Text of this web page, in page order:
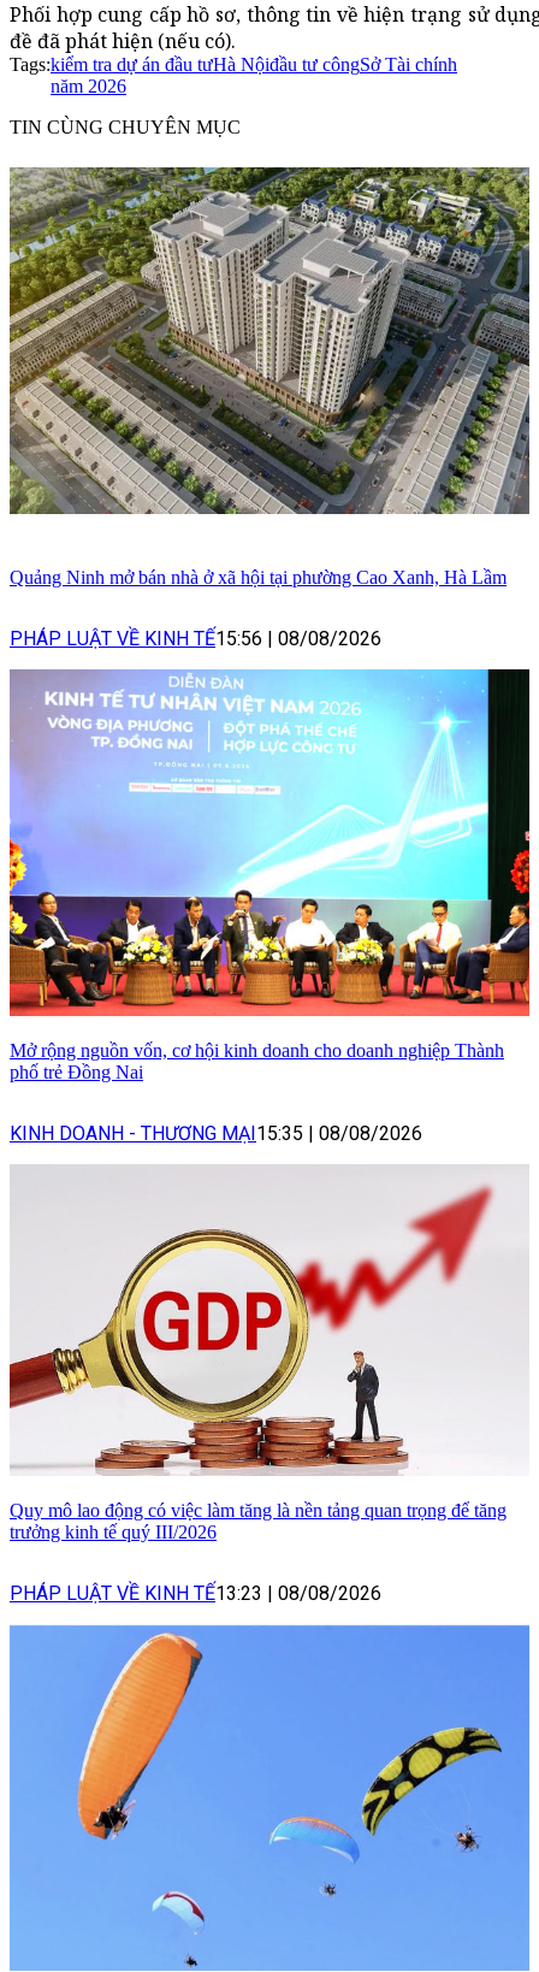
Phối hợp cung cấp hồ sơ, thông tin về hiện trạng sử
đề đã phát hiện (nếu có).
Tags:kiểm tra dự án đầu tưHà Nộiđầu tư côngSở Tài chính
năm 2026
TIN CÙNG CHUYÊN MỤC
Quảng Ninh mở bán nhà ở xã hội tại phường Cao Xanh, Hà Lầm
PHÁP LUẬT VỀ KINH TẾ15:56 08/08/2026
Mở rộng nguồn vốn, cơ hội kinh doanh cho doanh nghiệp Thành
phố trẻ Đồng Nai
KINH DOANH - THƯƠNG MẠI 15:35 08/08/2026
Quy mô lao động có việc làm tăng là nền tảng quan trọng để tăng
trưởng kinh tế quý III/2026
PHÁP LUẬT VỀ KINH TẾ13:23 08/08/2026